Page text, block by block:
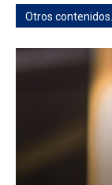
Otros contenidos...